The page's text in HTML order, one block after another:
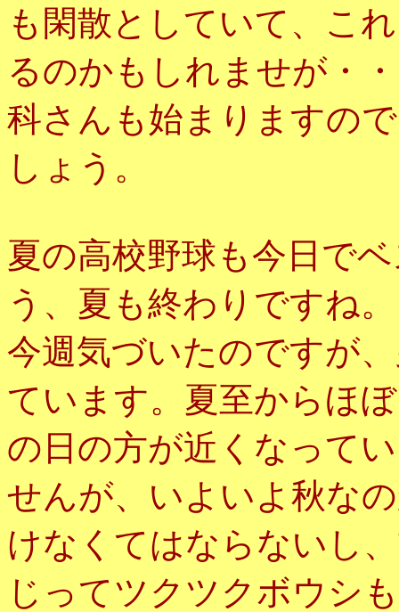
も閑散としていて、こ
るのかもしれませが・
科さんも始まりますの
しょう。
夏の高校野球も今日で
う、夏も終わりですね。
今週気づいたのですが
ています。夏至からほ
の日の方が近くなって
せんが、いよいよ秋な
けなくてはならないし
じってツクツクボウシ